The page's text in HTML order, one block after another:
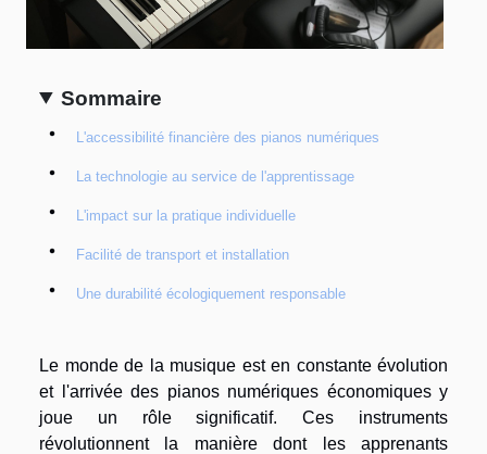
Sommaire
L'accessibilité financière des pianos numériques
La technologie au service de l'apprentissage
L'impact sur la pratique individuelle
Facilité de transport et installation
Une durabilité écologiquement responsable
Le monde de la musique est en constante évolution
et l'arrivée des pianos numériques économiques y
joue un rôle significatif. Ces instruments
révolutionnent la manière dont les apprenants